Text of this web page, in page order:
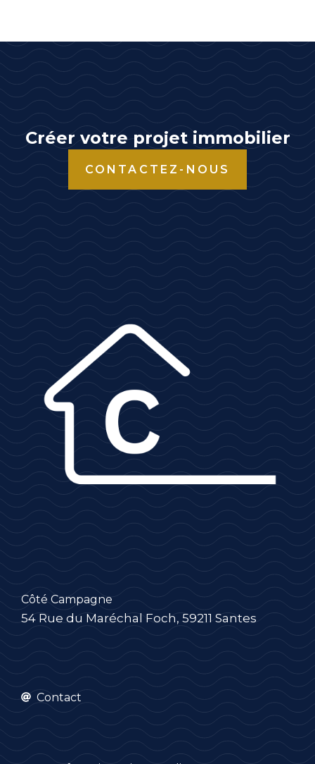
t
Créer votre projet immobilier
CONTACTEZ-NOUS
Côté Campagne
54 Rue du Maréchal Foch, 59211 Santes
Contact